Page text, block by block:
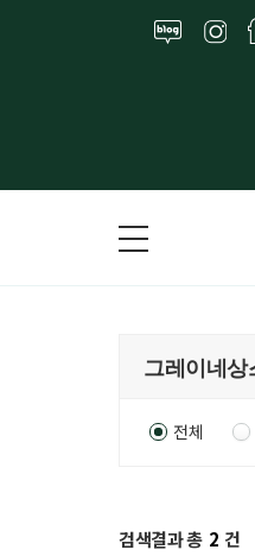
전체
검색결과 총 2 건